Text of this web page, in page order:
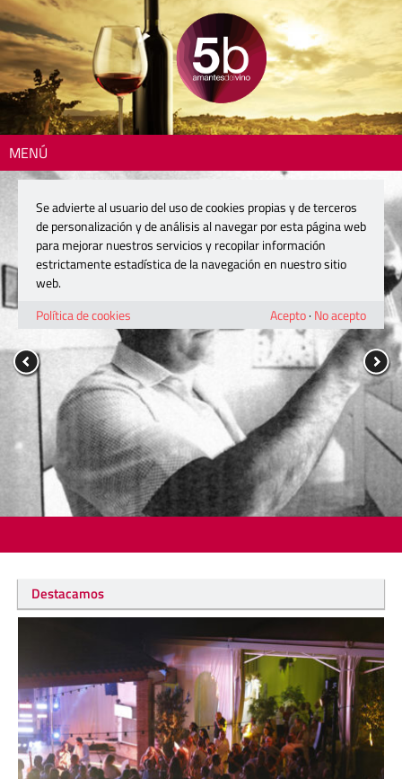
MENÚ
Destacamos
Se advierte al usuario del uso de cookies propias y de terceros
de personalización y de análisis al navegar por esta página web
para mejorar nuestros servicios y recopilar información
estrictamente estadística de la navegación en nuestro sitio
web.
Política de cookies
Acepto· No acepto